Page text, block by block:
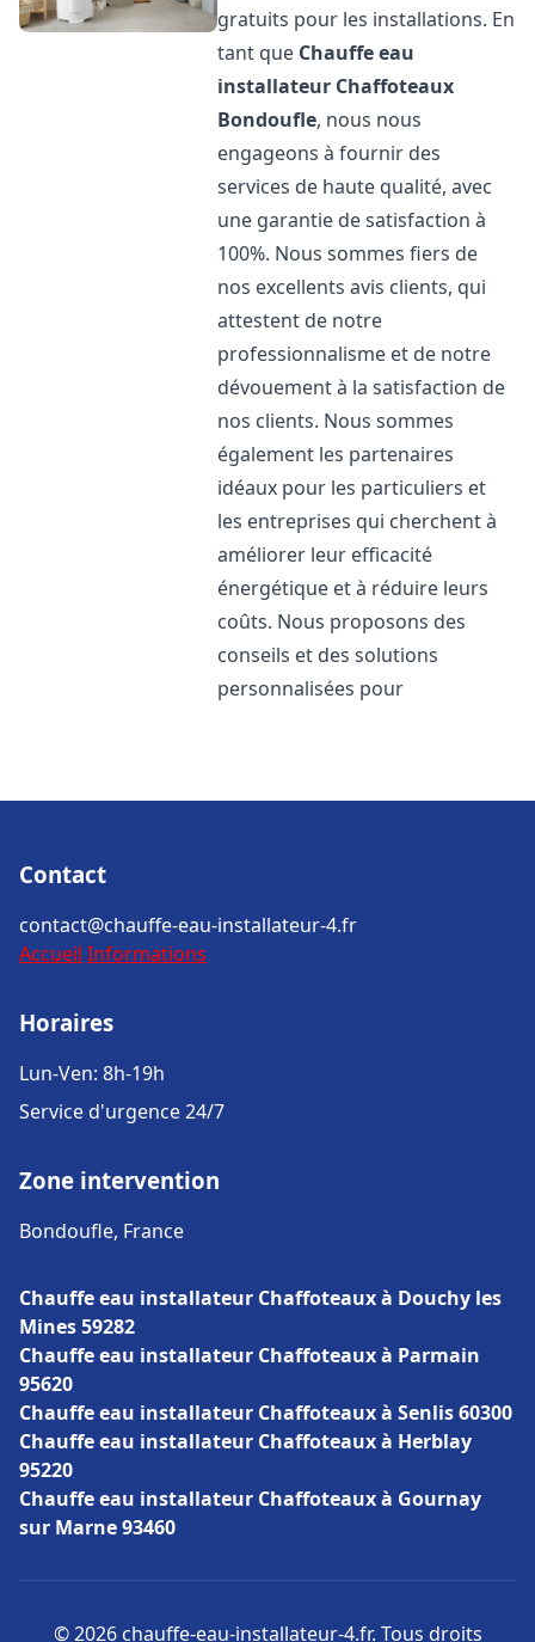
gratuits pour les installations. En
tant que Chauffe eau
installateur Chaffoteaux
Bondoufle, nous nous
engageons à fournir des
services de haute qualité, avec
une garantie de satisfaction à
100%. Nous sommes fiers de
nos excellents avis clients, qui
attestent de notre
professionnalisme et de notre
dévouement à la satisfaction de
nos clients. Nous sommes
également les partenaires
idéaux pour les particuliers et
les entreprises qui cherchent à
améliorer leur efficacité
énergétique et à réduire leurs
coûts. Nous proposons des
conseils et des solutions
personnalisées pour
Contact
contact@chauffe-eau-installateur-4.fr
Accueil Informations
Horaires
Lun-Ven: 8h-19h
Service d'urgence 24/7
Zone intervention
Bondoufle, France
Chauffe eau installateur Chaffoteaux à Douchy les
Mines 59282
Chauffe eau installateur Chaffoteaux à Parmain
95620
Chauffe eau installateur Chaffoteaux à Senlis 60300
Chauffe eau installateur Chaffoteaux à Herblay
95220
Chauffe eau installateur Chaffoteaux à Gournay
sur Marne 93460
© 2026 chauffe-eau-installateur-4.fr. Tous droits